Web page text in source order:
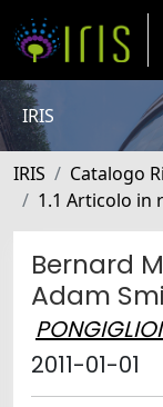
IRIS
IRIS Catalogo
1.1 Articolo in
Bernard
Adam
2011-01-01